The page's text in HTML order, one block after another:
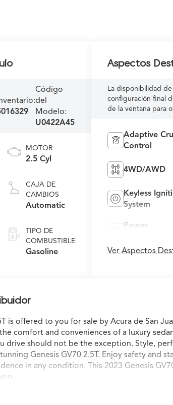
Código
del
Modelo:
U0422A45
MOTOR
2.5 Cyl
CAJA DE
CAMBIOS
Automatic
TIPO DE
COMBUSTIBLE
Gasoline
Aspectos
La disponibilidad
configuración final
de la ventana para
Adaptive
Control
4WD/AWD
Keyless
System
Power
Ver Aspectos
is offered to you for sale by Acura de San
comfort and conveniences of a luxury
drive should not be the exception. Style,
Genesis GV70 2.5T. Enjoy safety and
in any condition. This 2023 Genesis